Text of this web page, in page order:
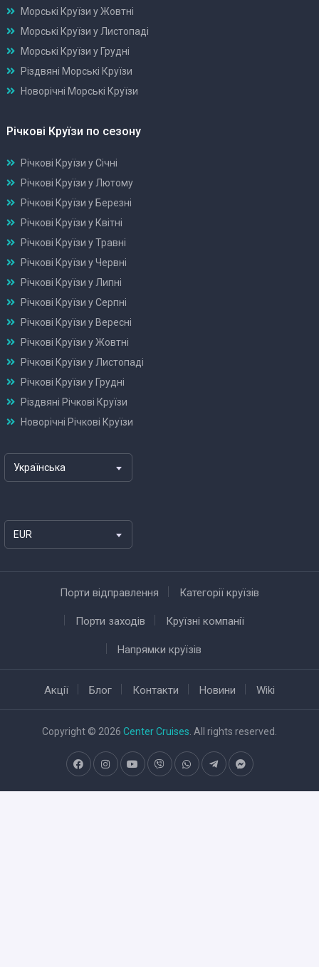
Морські Круїзи у Жовтні
Морські Круїзи у Листопаді
Морські Круїзи у Грудні
Різдвяні Морські Круїзи
Новорічні Морські Круїзи
Річкові Круїзи по сезону
Річкові Круїзи у Січні
Річкові Круїзи у Лютому
Річкові Круїзи у Березні
Річкові Круїзи у Квітні
Річкові Круїзи у Травні
Річкові Круїзи у Червні
Річкові Круїзи у Липні
Річкові Круїзи у Серпні
Річкові Круїзи у Вересні
Річкові Круїзи у Жовтні
Річкові Круїзи у Листопаді
Річкові Круїзи у Грудні
Різдвяні Річкові Круїзи
Новорічні Річкові Круїзи
Українська
EUR
Порти відправлення Категорії круїзів
Порти заходів Круїзні компанії
Напрямки круїзів
Акції Блог Контакти Новини Wiki
Copyright © 2026 Center Cruises . All rights reserved.